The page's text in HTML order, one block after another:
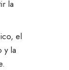
la
el
y la